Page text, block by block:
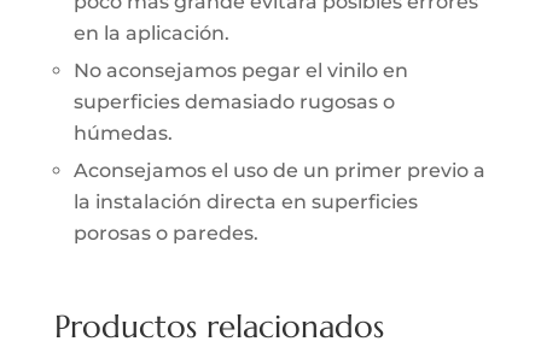
en la aplicación.
No aconsejamos pegar el vinilo en
superficies demasiado rugosas o
húmedas.
Aconsejamos el uso de un primer previo a
la instalación directa en superficies
porosas o paredes.
Productos relacionados